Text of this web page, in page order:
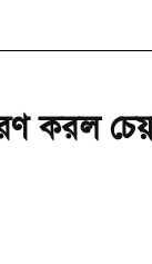
করল